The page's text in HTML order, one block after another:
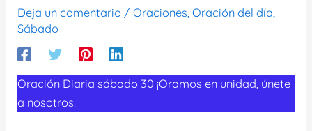
Deja un comentario /Oraciones,Oración del día,
Sábado
Oración Diaria sábado 30 ¡Oramos en unidad, únete
a nosotros!